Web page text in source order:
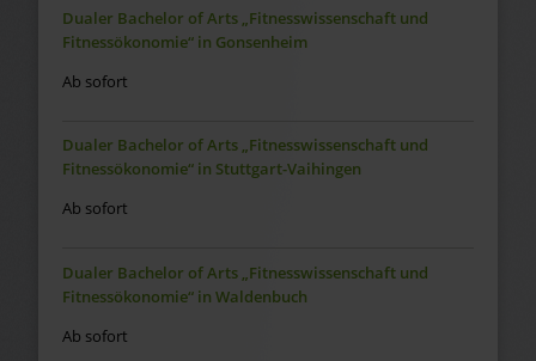
Dualer Bachelor of Arts „Fitnesswissenschaft und
Fitnessökonomie“ in Gonsenheim
Ab sofort
Dualer Bachelor of Arts „Fitnesswissenschaft und
Fitnessökonomie“ in Stuttgart-Vaihingen
Ab sofort
Dualer Bachelor of Arts „Fitnesswissenschaft und
Fitnessökonomie“ in Waldenbuch
Ab sofort